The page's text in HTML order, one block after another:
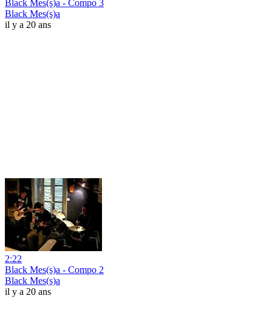
Black Mes(s)a - Compo 3
Black Mes(s)a
il y a 20 ans
2:22
Black Mes(s)a - Compo 2
Black Mes(s)a
il y a 20 ans